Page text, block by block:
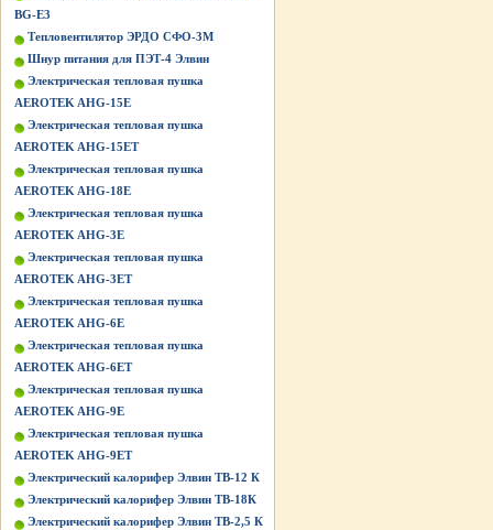
BG-Е3
Тепловентилятор ЭРДО СФО-3М
Шнур питания для ПЭТ-4 Элвин
Электрическая тепловая пушка
AEROTEK AHG-15E
Электрическая тепловая пушка
AEROTEK AHG-15ET
Электрическая тепловая пушка
AEROTEK AHG-18E
Электрическая тепловая пушка
AEROTEK AHG-3E
Электрическая тепловая пушка
AEROTEK AHG-3ET
Электрическая тепловая пушка
AEROTEK AHG-6E
Электрическая тепловая пушка
AEROTEK AHG-6ET
Электрическая тепловая пушка
AEROTEK AHG-9E
Электрическая тепловая пушка
AEROTEK AHG-9ET
Электрический калорифер Элвин ТВ-12 К
Электрический калорифер Элвин ТВ-18К
Электрический калорифер Элвин ТВ-2,5 К